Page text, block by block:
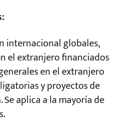
internacional globales,
el extranjero financiados
en el extranjero
y proyectos de
aplica a la mayoría de